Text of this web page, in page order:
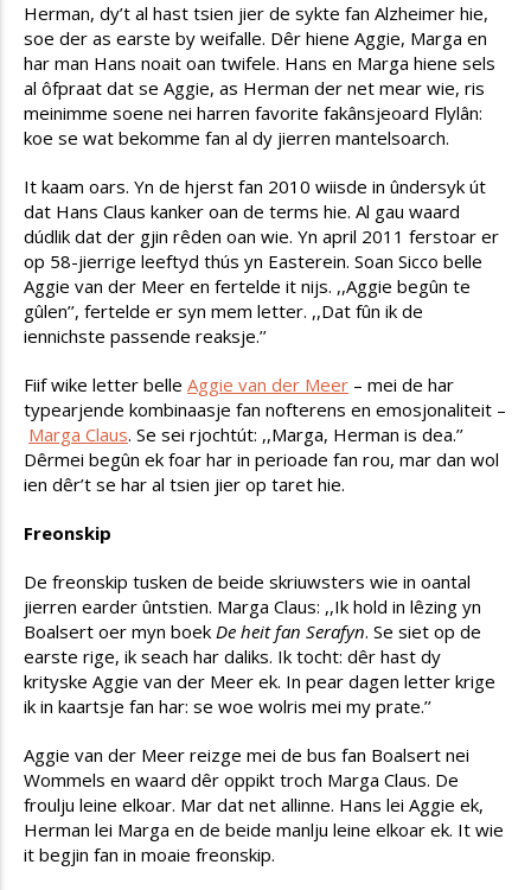
Herman, dy’t al hast tsien jier de sykte fan Alzheimer hie,
soe der as earste by weifalle. Dêr hiene Aggie, Marga en
har man Hans noait oan twifele. Hans en Marga hiene sels
al ôfpraat dat se Aggie, as Herman der net mear wie, ris
meinimme soene nei harren favorite fakânsjeoard Flylân:
koe se wat bekomme fan al dy jierren mantelsoarch.
It kaam oars. Yn de hjerst fan 2010 wiisde in ûndersyk út
dat Hans Claus kanker oan de terms hie. Al gau waard
dúdlik dat der gjin rêden oan wie. Yn april 2011 ferstoar er
op 58-jierrige leeftyd thús yn Easterein. Soan Sicco belle
Aggie van der Meer en fertelde it nijs. ,,Aggie begûn te
gûlen’’, fertelde er syn mem letter. ,,Dat fûn ik de
iennichste passende reaksje.’’
Fiif wike letter belle Aggie van der Meer – mei de har
typearjende kombinaasje fan nofterens en emosjonaliteit –
Marga Claus. Se sei rjochtút: ,,Marga, Herman is dea.’’
Dêrmei begûn ek foar har in perioade fan rou, mar dan wol
ien dêr’t se har al tsien jier op taret hie.
Freonskip
De freonskip tusken de beide skriuwsters wie in oantal
jierren earder ûntstien. Marga Claus: ,,Ik hold in lêzing yn
Boalsert oer myn boek De heit fan Serafyn. Se siet op de
earste rige, ik seach har daliks. Ik tocht: dêr hast dy
krityske Aggie van der Meer ek. In pear dagen letter krige
ik in kaartsje fan har: se woe wolris mei my prate.’’
Aggie van der Meer reizge mei de bus fan Boalsert nei
Wommels en waard dêr oppikt troch Marga Claus. De
froulju leine elkoar. Mar dat net allinne. Hans lei Aggie ek,
Herman lei Marga en de beide manlju leine elkoar ek. It wie
it begjin fan in moaie freonskip.